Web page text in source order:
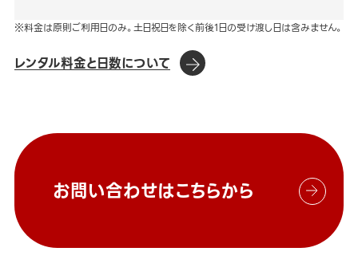
※料金は原則ご利用日のみ。土日祝日を除く前後1日の受け渡し日は含みません。
レンタル料金と日数について
お問い合わせはこちらから